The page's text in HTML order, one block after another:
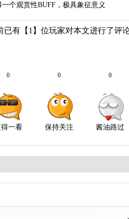
个观赏性BUFF，极具象征意义